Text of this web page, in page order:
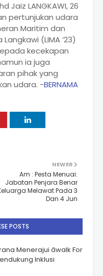
Jaiz LANGKAWI, 26
pertunjukan udara
Maritim dan
(LIMA ‘23)
kecekapan
ia juga
pihak yang
udara. -BERNAMA
NEWER
Am : Pesta Menuai:
Jabatan Penjara Benar
Melawat Pada 3
Dan 4 Jun
POSTS
Menerajui âwalk For
Inklusi